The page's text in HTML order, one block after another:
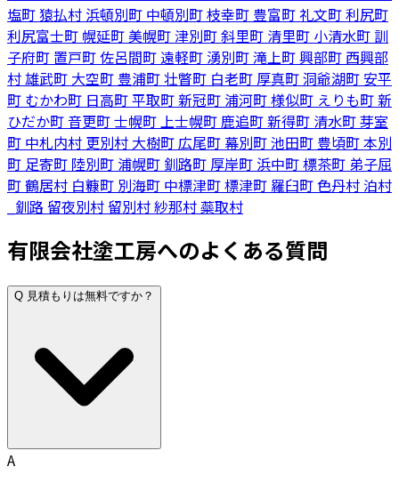
塩町猿払村 浜頓別町 中頓別町枝幸町 豊富町礼文町利尻町
利尻富士町 幌延町美幌町 津別町斜里町 清里町 小清水町 訓
子府町 置戸町佐呂間町遠軽町湧別町滝上町興部町 西興部
村雄武町 大空町 豊浦町壮瞥町 白老町 厚真町洞爺湖町安平
町 むかわ町 日高町平取町新冠町 浦河町様似町 えりも町新
ひだか町音更町士幌町 上士幌町 鹿追町新得町 清水町芽室
町 中札内村 更別村 大樹町 広尾町 幕別町池田町 豊頃町本別
町 足寄町 陸別町 浦幌町 釧路町 厚岸町 浜中町標茶町 弟子屈
町鶴居村 白糠町 別海町 中標津町標津町 羅臼町色丹村泊村
_釧路留夜別村留別村紗那村蘂取村
有限会社塗工房へのよくある質問
Q 見積もりは無料ですか？
A